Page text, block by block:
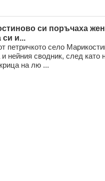
си поръчаха
и...
петричкото село
и нейния сводник, след като
на лю ...